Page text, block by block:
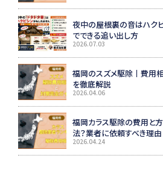
夜中の屋根裏の音はハク
でできる追い出し方
2026.07.03
福岡のスズメ駆除丨費用
を徹底解説
2026.04.06
福岡カラス駆除の費用と
法？業者に依頼すべき理由
2026.04.24